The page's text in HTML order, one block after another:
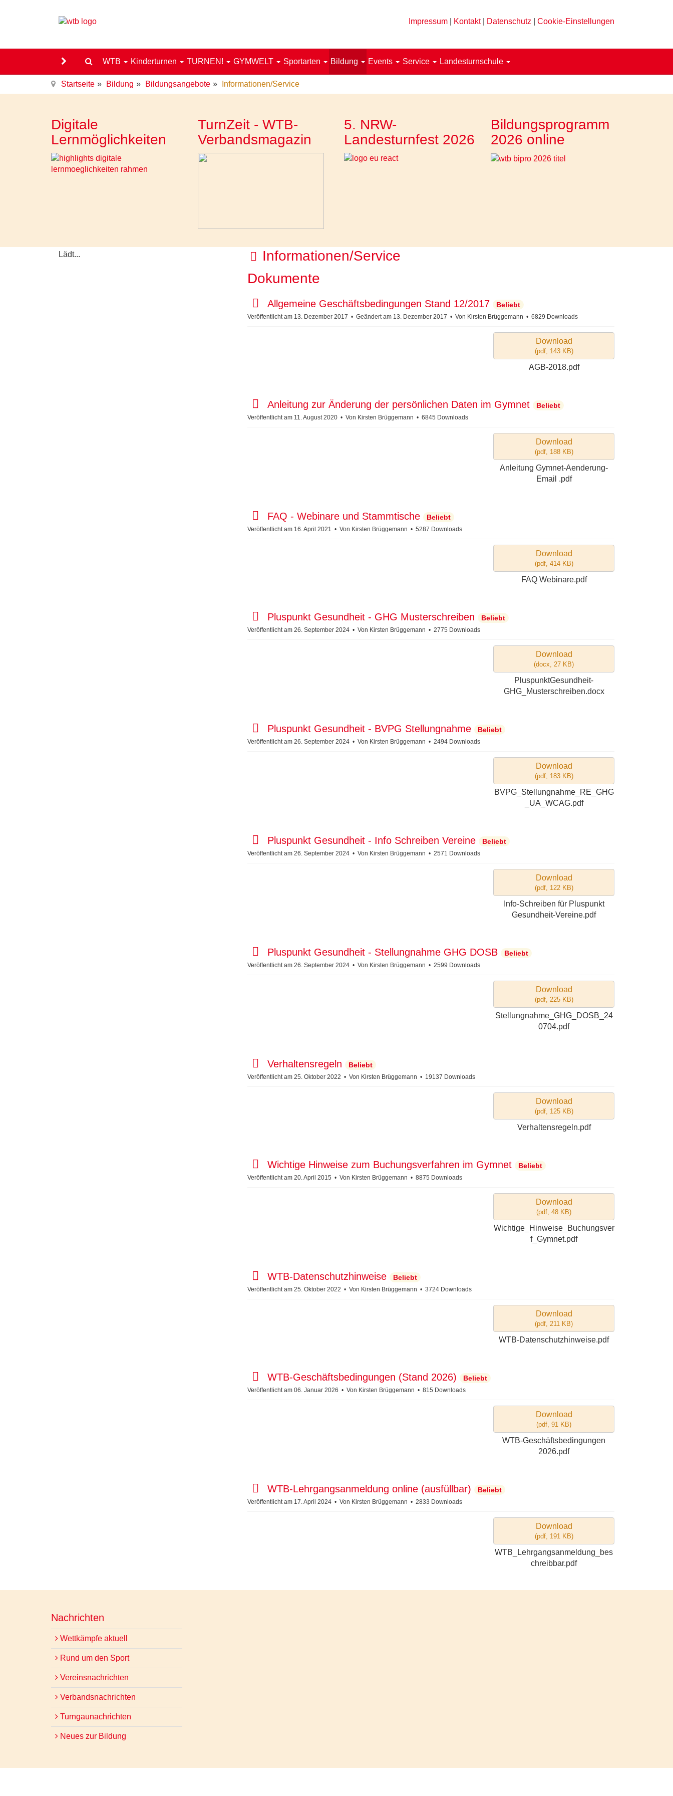
Impressum Kontakt| Datenschutz Cookie-Einstellungen
WTB Kinderturnen TURNEN! GYMWELT Sportarten Bildung Events Service Landesturnschule
Startseite Bildung Bildungsangebote Informationen/Service
Digitale
Lernmöglichkeiten
TurnZeit - WTB-
Verbandsmagazin
5. NRW-
Landesturnfest 2026
Bildungsprogramm
2026 online
Lädt...
O
r
Informationen/Service
Dokumente
p
d
Allgemeine Geschäftsbedingungen Stand 12/2017 Beliebt
Veröffentlicht am 13. Dezember 2017 Geändert am 13. Dezember 2017 Von Kirsten Brüggemann 6829 Downloads
Download
(pdf, 143 KB)
AGB-2018.pdf
p
d
Anleitung zur Änderung der persönlichen Daten im Gymnet Beliebt
Veröffentlicht am 11. August 2020 Von Kirsten Brüggemann 6845 Downloads
Download
(pdf, 188 KB)
Anleitung Gymnet-Aenderung-
Email .pdf
p
d
FAQ - Webinare und Stammtische Beliebt
Veröffentlicht am 16. April 2021 Von Kirsten Brüggemann 5287 Downloads
Download
(pdf, 414 KB)
FAQ Webinare.pdf
D
o
Pluspunkt Gesundheit - GHG Musterschreiben Beliebt
Veröffentlicht am 26. September 2024 Von Kirsten Brüggemann 2775 Downloads
Download
(docx,27 KB)
PluspunktGesundheit-
GHG_Musterschreiben.docx
p
d
Pluspunkt Gesundheit - BVPG Stellungnahme Beliebt
Veröffentlicht am 26. September 2024 Von Kirsten Brüggemann 2494 Downloads
Download
(pdf, 183 KB)
BVPG_Stellungnahme_RE_GHG
_UA_WCAG.pdf
p
d
Pluspunkt Gesundheit - Info Schreiben Vereine Beliebt
Veröffentlicht am 26. September 2024 Von Kirsten Brüggemann 2571 Downloads
Download
(pdf, 122 KB)
Info-Schreiben für Pluspunkt
Gesundheit-Vereine.pdf
p
d
Pluspunkt Gesundheit - Stellungnahme GHG DOSB Beliebt
Veröffentlicht am 26. September 2024 Von Kirsten Brüggemann 2599 Downloads
Download
(pdf, 225 KB)
Stellungnahme_GHG_DOSB_24
0704.pdf
d
e
Verhaltensregeln Beliebt
Veröffentlicht am 25. Oktober 2022 Von Kirsten Brüggemann 19137 Downloads
Download
(pdf, 125 KB)
Verhaltensregeln.pdf
p
d
Wichtige Hinweise zum Buchungsverfahren im Gymnet Beliebt
Veröffentlicht am 20. April 2015 Von Kirsten Brüggemann 8875 Downloads
Download
(pdf,48 KB)
Wichtige_Hinweise_Buchungsver
f_Gymnet.pdf
d
e
WTB-Datenschutzhinweise Beliebt
Veröffentlicht am 25. Oktober 2022 Von Kirsten Brüggemann 3724 Downloads
Download
(pdf,211 KB)
WTB-Datenschutzhinweise.pdf
p
d
WTB-Geschäftsbedingungen (Stand 2026) Beliebt
Veröffentlicht am 06. Januar 2026 Von Kirsten Brüggemann 815 Downloads
Download
(pdf,91 KB)
WTB-Geschäftsbedingungen
2026.pdf
p
d
WTB-Lehrgangsanmeldung online (ausfüllbar) Beliebt
Veröffentlicht am 17. April 2024 Von Kirsten Brüggemann 2833 Downloads
Download
(pdf, 191 KB)
WTB_Lehrgangsanmeldung_bes
chreibbar.pdf
Nachrichten
Wettkämpfe aktuell
Rund um den Sport
Vereinsnachrichten
Verbandsnachrichten
Turngaunachrichten
Neues zur Bildung